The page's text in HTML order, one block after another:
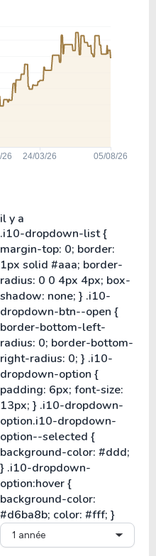
il y a
1 année